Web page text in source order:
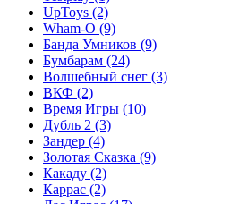
UpToys (2)
Wham-O (9)
Банда Умников (9)
Бумбарам (24)
Волшебный снег (3)
ВКФ (2)
Время Игры (10)
Дубль 2 (3)
Зандер (4)
Золотая Сказка (9)
Какаду (2)
Каррас (2)